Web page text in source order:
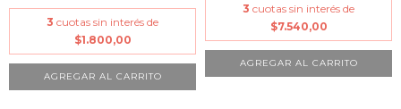
3 cuotas sin interés de
$1.800,00
3 cuotas sin interés de
$7.540,00